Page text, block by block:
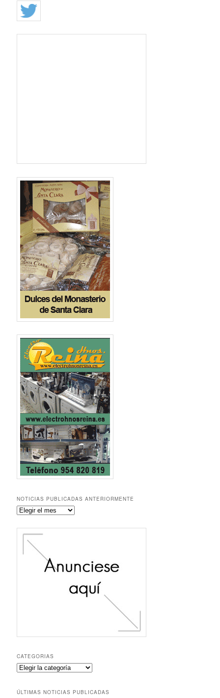
NOTICIAS PUBLICADAS ANTERIORMENTE
Noticias
anteriormente
CATEGORIAS
Categorias
ÚLTIMAS NOTICIAS PUBLICADAS